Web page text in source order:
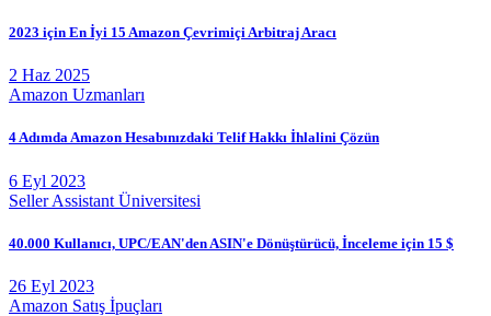
2023 için En İyi 15 Amazon Çevrimiçi Arbitraj Aracı
2 Haz 2025
Amazon Uzmanları
4 Adımda Amazon Hesabınızdaki Telif Hakkı İhlalini Çözün
6 Eyl 2023
Seller Assistant Üniversitesi
40.000 Kullanıcı, UPC/EAN'den ASIN'e Dönüştürücü, İnceleme için 15 $
26 Eyl 2023
Amazon Satış İpuçları